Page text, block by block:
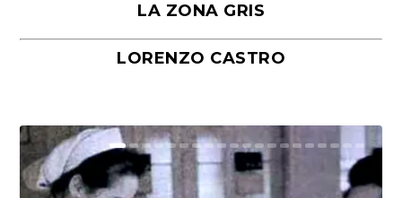
LA ZONA GRIS
LORENZO CASTRO